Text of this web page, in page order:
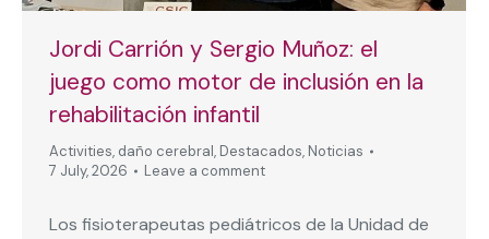
Jordi Carrión y Sergio Muñoz: el
juego como motor de inclusión en la
rehabilitación infantil
Activities, daño cerebral, Destacados, Noticias
7 July, 2026
Leave a comment
Los fisioterapeutas pediátricos de la Unidad de